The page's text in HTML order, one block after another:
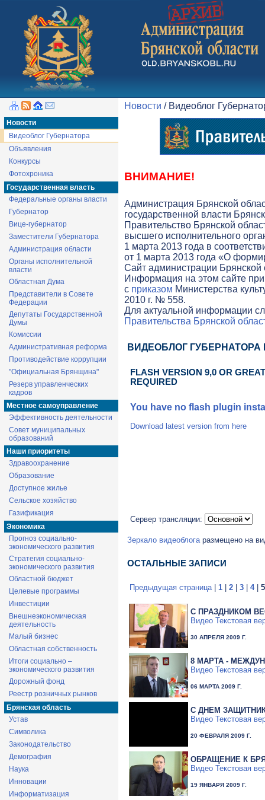
Новости
Видеоблог Губернатора
Объявления
Конкурсы
Фотохроника
Государственная власть
Федеральные органы власти
Губернатор
Вице-губернатор
Заместители Губернатора
Администрация области
Органы исполнительной
власти
Областная Дума
Представители в Совете
Федерации
Депутаты Государственной
Думы
Комиссии
Административная реформа
Противодействие коррупции
"Официальная Брянщина"
Резерв управленческих
кадров
Местное самоуправление
Эффективность деятельности
Совет муниципальных
образований
Наши приоритеты
Здравоохранение
Образование
Доступное жилье
Сельское хозяйство
Газификация
Экономика
Прогноз социально-
экономического развития
Стратегия социально-
экономического развития
Областной бюджет
Целевые программы
Инвестиции
Внешнеэкономическая
деятельность
Малый бизнес
Областная собственность
Итоги социально –
экономического развития
Дорожный фонд
Реестр розничных рынков
Брянская область
Устав
Символика
Законодательство
Демография
Наука
Инновации
Информатизация
Новости / Видеоблог
ВНИМАНИЕ!
Администрация Брянской
государственной власти
Правительство Брянской
высшего исполнительного
1 марта 2013 года в
от 1 марта 2013 года «О
Cайт администрации Брянской
Информация на этом сайте
с приказом Министерства
2010 г. № 558.
Для актуальной информации
Правительства Брянской
ВИДЕОБЛОГ
FLASH VERSION 9,0 OR
REQUIRED
You have no flash plugin
Download latest version from here
Сервер трансляции:
Зеркало видеоблогаразмещено на
ОСТАЛЬНЫЕ ЗАПИСИ
Предыдущая страница | 1 | 2 | 3 | 4| 5
С ПРАЗДНИКОМ
Видео Текстовая
30 АПРЕЛЯ 2009 Г.
8 МАРТА -
Видео Текстовая
06 МАРТА 2009 Г.
C ДНЕМ
Видео Текстовая
20 ФЕВРАЛЯ 2009 Г.
ОБРАЩЕНИЕ К
Видео Текстовая
19 ЯНВАРЯ 2009 Г.